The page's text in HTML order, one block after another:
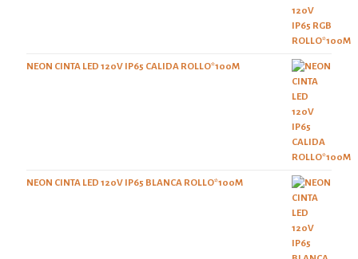
NEON CINTA LED 120V IP65 CALIDA ROLLO*100M
NEON CINTA LED 120V IP65 BLANCA ROLLO*100M